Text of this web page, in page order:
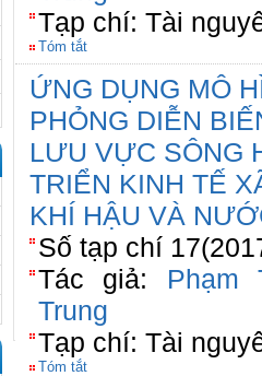
Tạp chí: Tài
Tóm tắt
ỨNG DỤNG MÔ
PHỎNG DIỄN
LƯU VỰC SÔNG
TRIỂN KINH TẾ
KHÍ HẬU VÀ
Số tạp chí
Tác giả: Phạm
Trung
Tạp chí: Tài
Tóm tắt